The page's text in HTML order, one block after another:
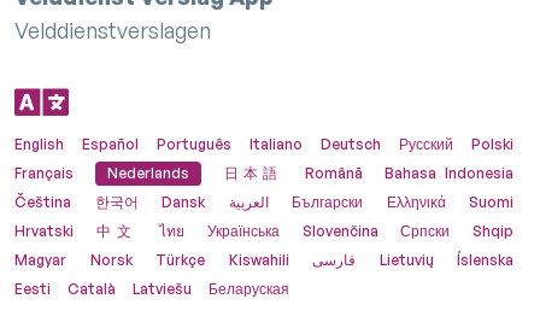
Velddienstverslagen
English Español Português Italiano Deutsch Русский
Polski
Français
Nederlands 日本語 Română
Bahasa Indonesia
Čeština
한국어 Dansk العربية Български Ελληνικά
Suomi
Hrvatski
中文 ไทย Українська Slovenčina Српски
Shqip
Magyar
Norsk Türkçe Kiswahili فارسی Lietuvių
Íslenska
Eesti
Català Latviešu Беларуская